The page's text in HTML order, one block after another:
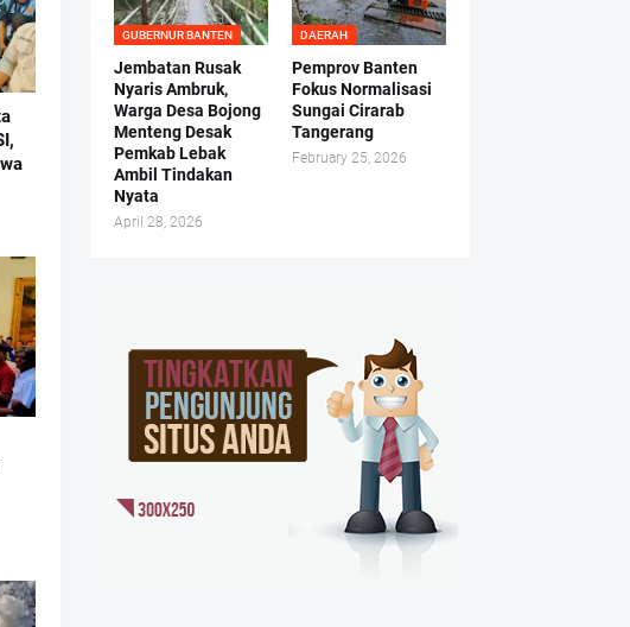
GUBERNUR BANTEN
Jembatan Rusak
Nyaris Ambruk,
Warga Desa Bojong
Menteng Desak
Pemkab Lebak
Ambil Tindakan
Nyata
April 28, 2026
DAERAH
Pemprov Banten
Fokus Normalisasi
Sungai Cirarab
Tangerang
February 25, 2026